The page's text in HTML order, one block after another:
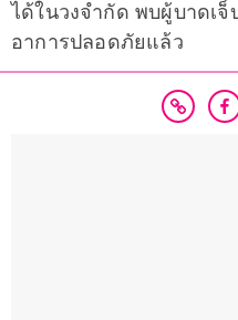
ได้ในวงจำกัด พบผู้บาดเ
อาการปลอดภัยแล้ว